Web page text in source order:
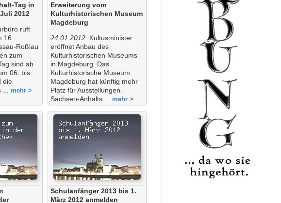
Tag in
2012
ruft
16.
Roßlau
zum
sind ab
06. bis
die
... mehr >
Erweiterung vom
Kulturhistorischen Museum
Magdeburg
24.01.2012: Kultusminister
eröffnet Anbau des
Kulturhistorischen Museums
in Magdeburg. Das
Kulturhistorische Museum
Magdeburg hat künftig mehr
Platz für Ausstellungen.
Sachsen-Anhalts ... mehr >
Schulanfänger 2013 bis 1.
März 2012 anmelden